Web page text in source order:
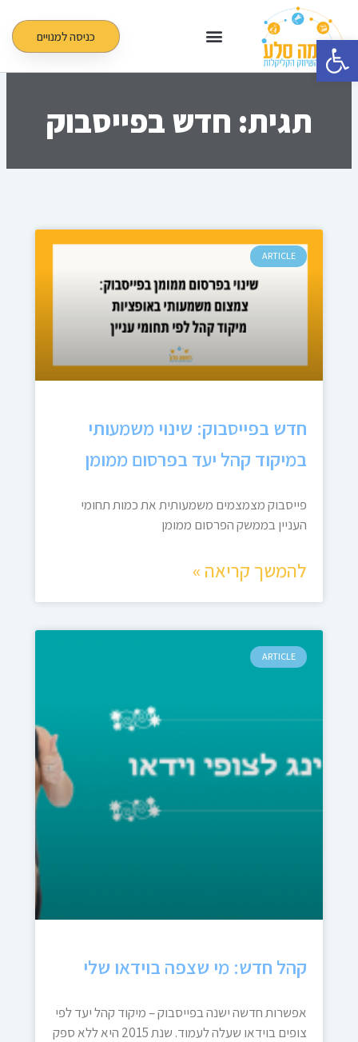
פתח סרגל נגישות
לתוכן
כניסה למנויים
תגית: חדש בפייסבוק
ARTICLE
חדש בפייסבוק: שינוי משמעותי
במיקוד קהל יעד בפרסום ממומן
פייסבוק מצמצמים משמעותית את כמות תחומי
העניין בממשק הפרסום ממומן
להמשך קריאה »
ARTICLE
קהל חדש: מי שצפה בוידאו שלי
אפשרות חדשה ישנה בפייסבוק – מיקוד קהל יעד לפי
צופים בוידאו שעלה לעמוד. שנת 2015 היא ללא ספק